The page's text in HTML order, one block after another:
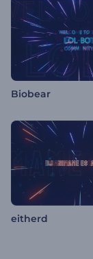
Biobear
eitherd